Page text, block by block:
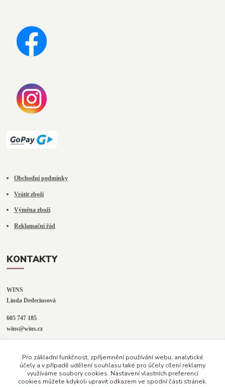
Obchodní podmínky
Vrátit zboží
Výměna zboží
Reklamační řád
KONTAKTY
WINS
Linda Dedeciusová
605 747 185
wins@wins.cz
Šenov u N. Jičína
Pro základní funkčnost, zpříjemnění používání webu, analytické
účely a v případě udělení souhlasu také pro účely cílení reklamy
využíváme soubory cookies. Nastavení vlastních preferencí
cookies můžete kdykoli upravit odkazem ve spodní části stránek.